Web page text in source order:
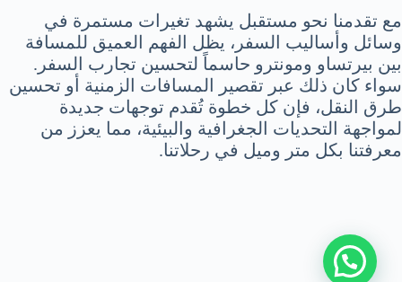
مع تقدمنا نحو مستقبل يشهد تغيرات مستمرة في
وسائل وأساليب السفر، يظل الفهم العميق للمسافة
بين بيرتساو ومونترو حاسماً لتحسين تجارب السفر.
سواء كان ذلك عبر تقصير المسافات الزمنية أو تحسين
طرق النقل، فإن كل خطوة تُقدم توجهات جديدة
لمواجهة التحديات الجغرافية والبيئية، مما يعزز من
معرفتنا بكل متر وميل في رحلاتنا.